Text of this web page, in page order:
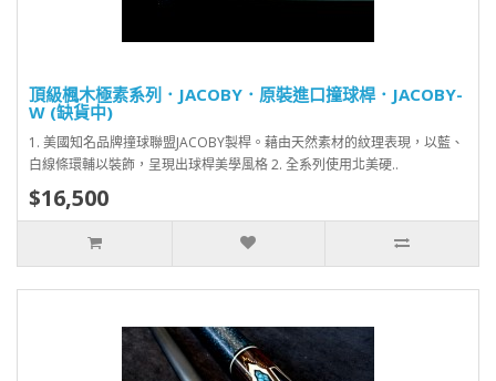
頂級楓木極素系列．JACOBY．原裝進口撞球桿．JACOBY-
W (缺貨中)
1. 美國知名品牌撞球聯盟JACOBY製桿。藉由天然素材的紋理表現，以藍、
白線條環輔以裝飾，呈現出球桿美學風格 2. 全系列使用北美硬..
$16,500